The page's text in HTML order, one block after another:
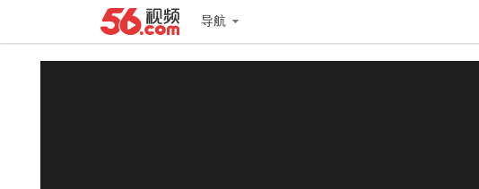
导航